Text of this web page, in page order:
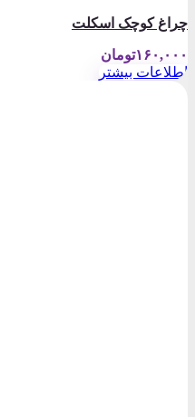
چراغ کوچک اسکلت
۱۶۰,۰۰۰تومان
اطلاعات بیشتر